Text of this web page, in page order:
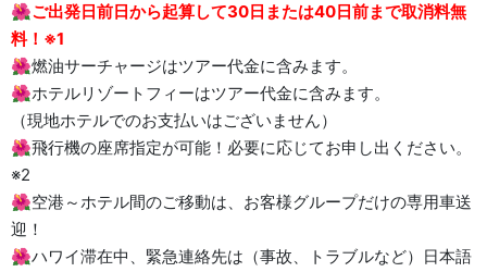
🌺ご出発日前日から起算して30日または40日前まで取消料無
料！※1
🌺燃油サーチャージはツアー代金に含みます。
🌺ホテルリゾートフィーはツアー代金に含みます。
（現地ホテルでのお支払いはございません）
🌺飛行機の座席指定が可能！必要に応じてお申し出ください。
※2
🌺空港～ホテル間のご移動は、お客様グループだけの専用車送
迎！
🌺ハワイ滞在中、緊急連絡先は（事故、トラブルなど）日本語